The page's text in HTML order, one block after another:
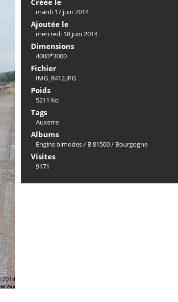
Créée le
mardi 17 juin 2014
Ajoutée le
mercredi 18 juin 2014
Dimensions
4000*3000
Fichier
IMG_8412.JPG
Poids
5211 Ko
Tags
Auxerre
Albums
Engins bimodes/ B 81500/ Bourgogne
Visites
9171